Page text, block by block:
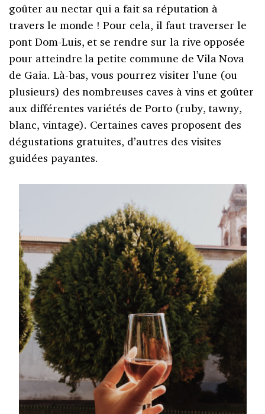
goûter au nectar qui a fait sa réputation à
travers le monde ! Pour cela, il faut traverser le
pont Dom-Luis, et se rendre sur la rive opposée
pour atteindre la petite commune de Vila Nova
de Gaia. Là-bas, vous pourrez visiter l’une (ou
plusieurs) des nombreuses caves à vins et goûter
aux différentes variétés de Porto (ruby, tawny,
blanc, vintage). Certaines caves proposent des
dégustations gratuites, d’autres des visites
guidées payantes.